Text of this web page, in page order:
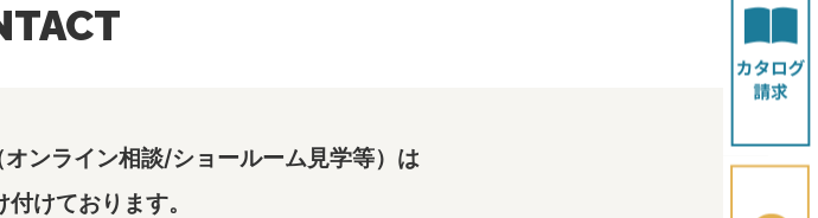
ンライン相談/ショールーム見学等）は
けております。